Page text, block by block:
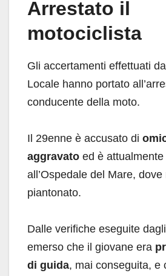
Arrestato il
motociclista
Gli accertamenti effettuati
Locale hanno portato
conducente della moto.
Il 29enne è accusato di
aggravato ed è
all’Ospedale del Mare, dove
piantonato.
Dalle verifiche eseguite
emerso che il giovane era
di guida, mai conseguita, e